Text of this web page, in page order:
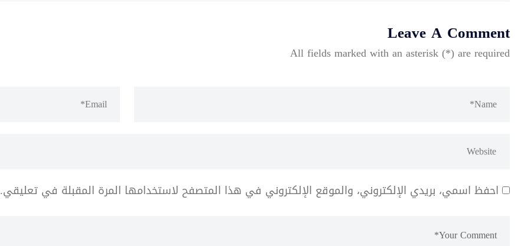
Leave A Comment
All fields marked with an asterisk (*) are required
احفظ اسمي، بريدي الإلكتروني، والموقع الإلكتروني في هذا المتصفح لاستخدامها المرة المقبلة في تعليقي.